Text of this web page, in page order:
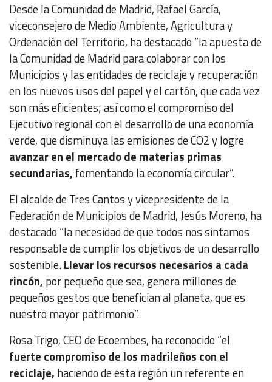
Desde la Comunidad de Madrid, Rafael García,
viceconsejero de Medio Ambiente, Agricultura y
Ordenación del Territorio, ha destacado “la apuesta de
la Comunidad de Madrid para colaborar con los
Municipios y las entidades de reciclaje y recuperación
en los nuevos usos del papel y el cartón, que cada vez
son más eficientes; así como el compromiso del
Ejecutivo regional con el desarrollo de una economía
verde, que disminuya las emisiones de CO2 y logre
avanzar en el mercado de materias primas
secundarias, fomentando la economía circular”.
El alcalde de Tres Cantos y vicepresidente de la
Federación de Municipios de Madrid, Jesús Moreno, ha
destacado “la necesidad de que todos nos sintamos
responsable de cumplir los objetivos de un desarrollo
sostenible.Llevar los recursos necesarios a cada
rincón, por pequeño que sea, genera millones de
pequeños gestos que benefician al planeta, que es
nuestro mayor patrimonio”.
Rosa Trigo, CEO de Ecoembes, ha reconocido “el
fuerte compromiso de los madrileños con el
reciclaje, haciendo de esta región un referente en